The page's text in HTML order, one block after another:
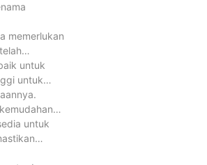
memerlukan
untuk
untuk
untuk